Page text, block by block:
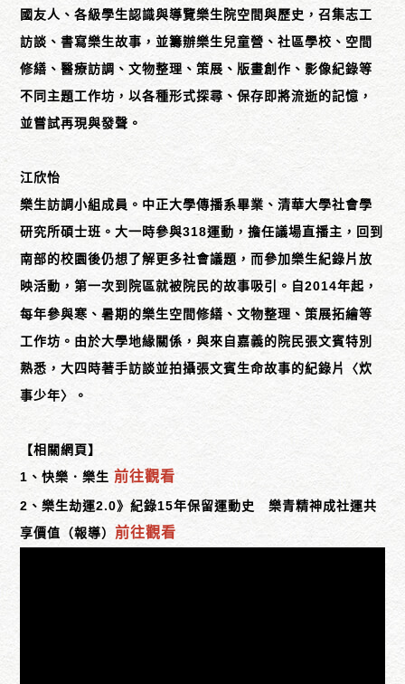
國友人、各級學生認識與導覽樂生院空間與歷史，召集志工
訪談、書寫樂生故事，並籌辦樂生兒童營、社區學校、空間
修繕、醫療訪調、文物整理、策展、版畫創作、影像紀錄等
不同主題工作坊，以各種形式探尋、保存即將流逝的記憶，
並嘗試再現與發聲。
江欣怡
樂生訪調小組成員。中正大學傳播系畢業、清華大學社會學
研究所碩士班。大一時參與318運動，擔任議場直播主，回到
南部的校園後仍想了解更多社會議題，而參加樂生紀錄片放
映活動，第一次到院區就被院民的故事吸引。自2014年起，
每年參與寒、暑期的樂生空間修繕、文物整理、策展拓繪等
工作坊。由於大學地緣關係，與來自嘉義的院民張文賓特別
熟悉，大四時著手訪談並拍攝張文賓生命故事的紀錄片〈炊
事少年〉。
【相關網頁】
1、快樂．樂生前往觀看
2、樂生劫運2.0》紀錄15年保留運動史 樂青精神成社運共
享價值（報導）前往觀看